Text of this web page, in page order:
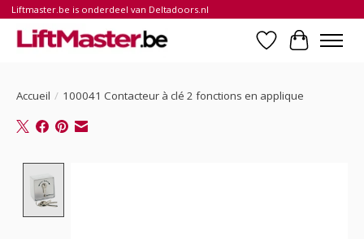
Liftmaster.be is onderdeel van Deltadoors.nl
Liste dePanier
Accueil / 100041 Contacteur à clé 2 fonctions en applique